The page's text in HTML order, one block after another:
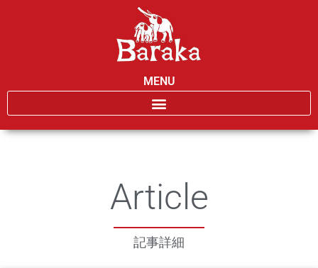
MENU
Article
記事詳細